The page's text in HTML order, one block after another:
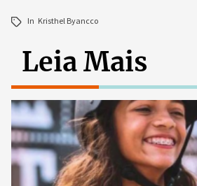
In Kristhel Byancco
Leia Mais